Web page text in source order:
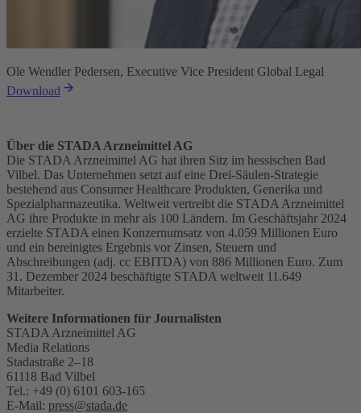
Ole Wendler Pedersen, Executive Vice President Global Legal
Download
Über die STADA Arzneimittel AG
Die STADA Arzneimittel AG hat ihren Sitz im hessischen Bad
Vilbel. Das Unternehmen setzt auf eine Drei-Säulen-Strategie
bestehend aus Consumer Healthcare Produkten, Generika und
Spezialpharmazeutika. Weltweit vertreibt die STADA Arzneimittel
AG ihre Produkte in mehr als 100 Ländern. Im Geschäftsjahr 2024
erzielte STADA einen Konzernumsatz von 4.059 Millionen Euro
und ein bereinigtes Ergebnis vor Zinsen, Steuern und
Abschreibungen (adj. cc EBITDA) von 886 Millionen Euro. Zum
31. Dezember 2024 beschäftigte STADA weltweit 11.649
Mitarbeiter.
Weitere Informationen für Journalisten
STADA Arzneimittel AG
Media Relations
Stadastraße 2–18
61118 Bad Vilbel
Tel.: +49 (0) 6101 603-165
E-Mail: press@stada.de